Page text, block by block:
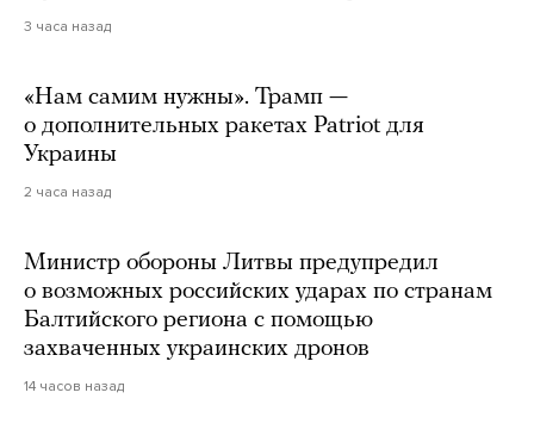
3 часа назад
«Нам самим нужны». Трамп —
о дополнительных ракетах Patriot для
Украины
2 часа назад
Министр обороны Литвы предупредил
о возможных российских ударах по странам
Балтийского региона с помощью
захваченных украинских дронов
14 часов назад